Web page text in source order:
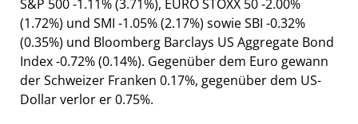
S&P 500 -1.11% (3.71%), EURO STOXX 50 -2.00%
(1.72%) und SMI -1.05% (2.17%) sowie SBI -0.32%
(0.35%) und Bloomberg Barclays US Aggregate Bond
Index -0.72% (0.14%). Gegenüber dem Euro gewann
der Schweizer Franken 0.17%, gegenüber dem US-
Dollar verlor er 0.75%.